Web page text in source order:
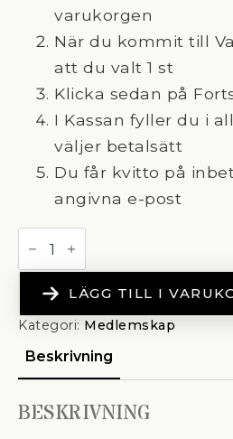
varukorgen
När du kommit till
att du valt 1 st
Klicka sedan på
I Kassan fyller du i
väljer betalsätt
Du får kvitto på
angivna e-post
Hedersmedlem
mängd
LÄGG TILL I
Kategori: Medlemskap
Beskrivning
BESKRIVNING